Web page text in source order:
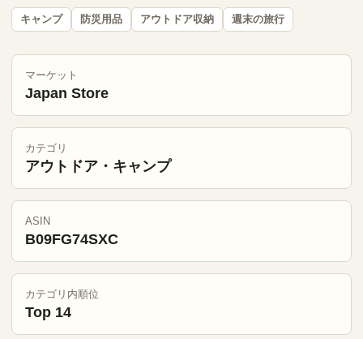
キャンプ 防災用品 アウトドア収納 週末の旅行
マーケット
Japan Store
カテゴリ
アウトドア・キャンプ
ASIN
B09FG74SXC
カテゴリ内順位
Top 14